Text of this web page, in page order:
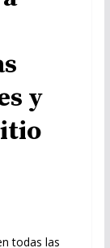
y
todas las